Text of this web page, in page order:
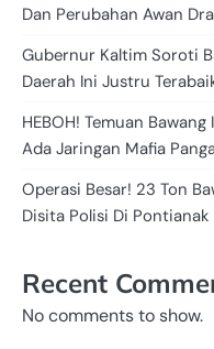
Dan Perubahan Awan
Gubernur Kaltim Soroti
Daerah Ini Justru
HEBOH! Temuan
Ada Jaringan Mafia
Operasi Besar! 23 Ton
Disita Polisi Di Pontianak
Recent
No comments to show.